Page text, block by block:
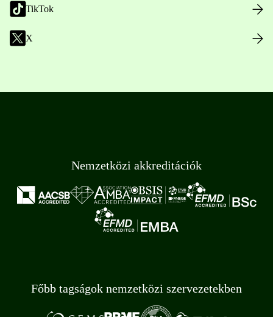
TikTok
X
Nemzetközi akkreditációk
Főbb tagságok nemzetközi szervezetekben